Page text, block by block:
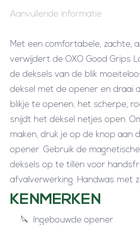
e
e
r
a
a
n
t
a
l
Aanvullende informatie
Met een comfortabele, zachte,
verwijdert de OXO Good Grips
de deksels van de blik
deksel met de opener en draai
blikje te openen; het scherpe,
snijdt het deksel netjes open.
maken, druk je op de knop aan
opener. Gebruik de
deksels op te tillen voor
afvalverwerking. Handwas met
KENMERKEN
Ingebouwde opener